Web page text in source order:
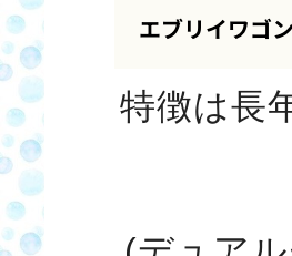
特徴は長